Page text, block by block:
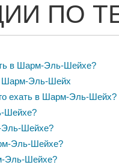
ПО
в Шарм-Эль-Шейхе?
Шарм-Эль-Шейх
ехать в Шарм-Эль-Шейх?
Шейхе?
Эль-Шейхе?
Эль-Шейхе?
Эль-Шейхе?